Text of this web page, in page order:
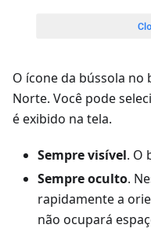
O ícone da bússola
Norte. Você pode
é exibido na tela.
Sempre visível. O
Sempre oculto.
rapidamente a
não ocupará